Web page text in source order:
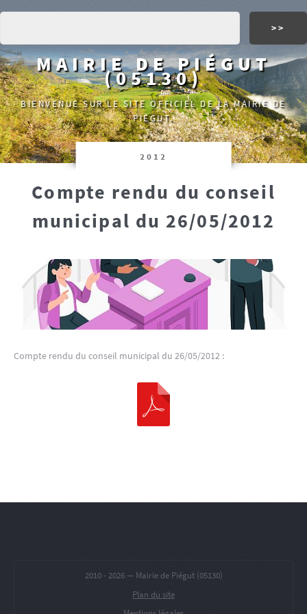
MAIRIE DE PIÉGUT
(05130)
BIENVENUE SUR LE SITE OFFICIEL DE LA MAIRIE DE
PIÉGUT.
2012
Compte rendu du conseil
municipal du 26/05/2012
Compte rendu du conseil municipal du 26/05/2012 :
2010 - 2026 — Mairie de Piégut (05130)
Plan du site